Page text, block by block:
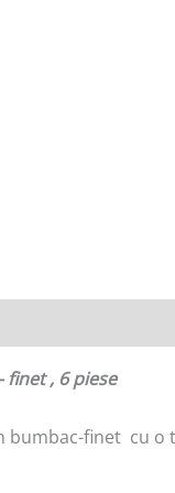
, 6 piese
finet cu o